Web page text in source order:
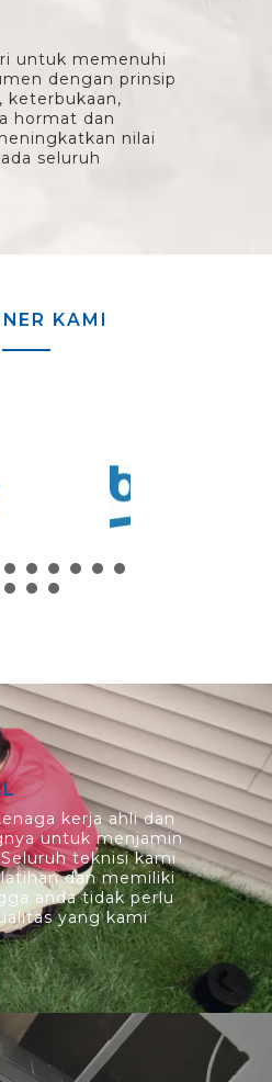
untuk memenuhi
dengan prinsip
keterbukaan,
hormat dan
nilai
seluruh
KAMI
kerja ahli dan
untuk menjamin
teknisi kami
dan memiliki
anda tidak perlu
yang kami